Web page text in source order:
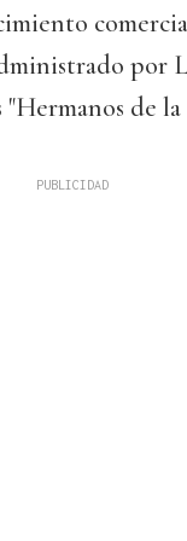
por
de la